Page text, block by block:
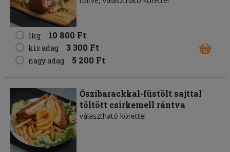
1kg 10 800 Ft
kis adag 3 300 Ft
nagy adag 5 200 Ft
Őszibarackkal-füstölt sajttal
töltött csirkemell rántva
választható körettel